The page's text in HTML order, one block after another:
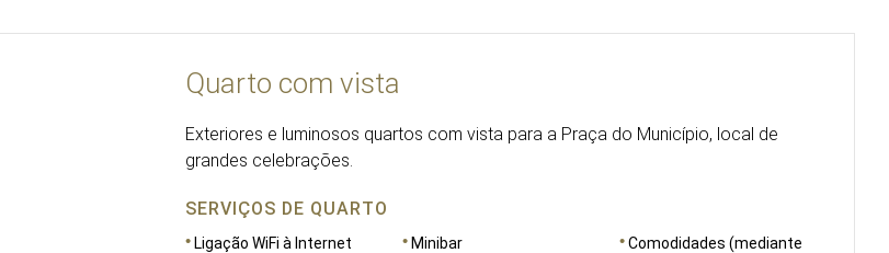
Quarto com vista
Exteriores e luminosos quartos com vista para a Praça do Município, local de
grandes celebrações.
SERVIÇOS DE QUARTO
Ligação WiFi à Internet
Minibar
Comodidades (mediante